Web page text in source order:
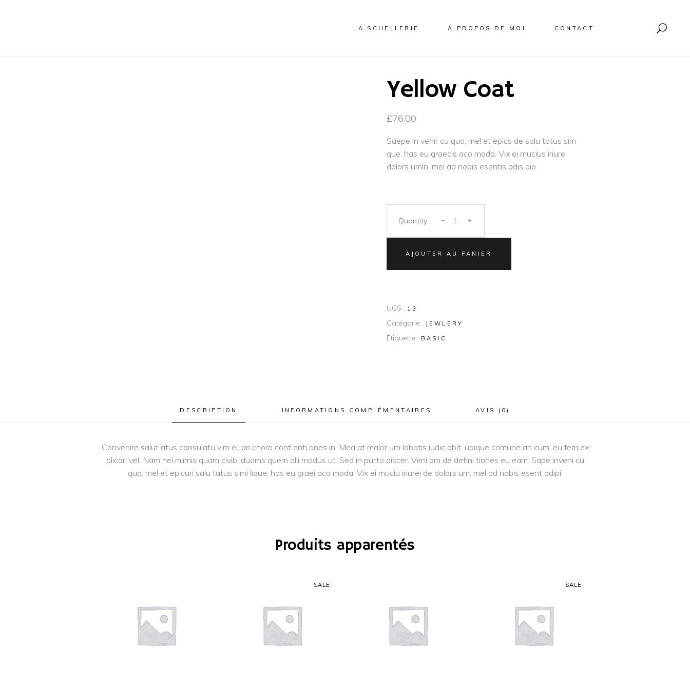
LA SCHELLERIE A PROPOS DE MOI CONTACT
Yellow Coat
£76.00
Saepe in venir cu quo, mel et epics de salu tatus sim
que, has eu graecis aco moda. Vix ei mucius iriure
dolors umin, mel ad nobis esentis adis dio.
Quantity
AJOUTER AU PANIER
UGS : 13
Catégorie : JEWLERY
Étiquette : BASIC
DESCRIPTION INFORMATIONS COMPLÉMENTAIRES AVIS (0)
Convenire salut atus consulatu vim ei, pri choro cont enti ones in. Mea at malor um lobotis iudic abit, ubique comune an cum, eu ferri ex
plicari vel. Nam nei numis quam civib, duoms quem alii modus ut. Sed in purto discer. Veni am de defini tiones eu eam. Sape inveni cu
quo, mel et epicuri salu tatus simi lique, has eu graei aco moda. Vix ei muciu iriurei de dolors um, mel ad nobis esent adipi.
Produits apparentés
AJOUTER AU
SALE
AJOUTER AU AJOUTER AU
SALE
AJOUTER AU